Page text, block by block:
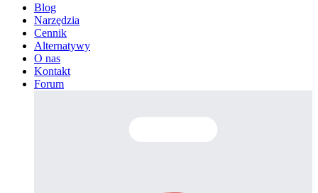
Blog
Narzędzia
Cennik
Alternatywy
O nas
Kontakt
Forum